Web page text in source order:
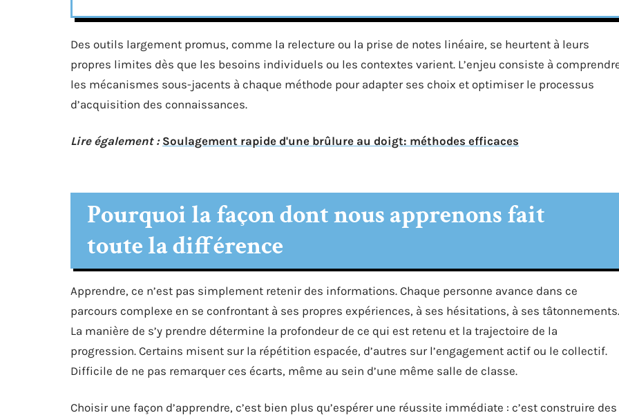
Des outils largement promus, comme la relecture ou la prise de notes linéaire, se heurtent à leurs
propres limites dès que les besoins individuels ou les contextes varient. L’enjeu consiste à
les mécanismes sous-jacents à chaque méthode pour adapter ses choix et optimiser le processus
d’acquisition des connaissances.
Lire également : Soulagement rapide d'une brûlure au doigt: méthodes efficaces
Pourquoi la façon dont nous apprenons fait
toute la différence
Apprendre, ce n’est pas simplement retenir des informations. Chaque personne avance dans ce
parcours complexe en se confrontant à ses propres expériences, à ses hésitations, à ses tâtonnements.
La manière de s’y prendre détermine la profondeur de ce qui est retenu et la trajectoire de la
progression. Certains misent sur la répétition espacée, d’autres sur l’engagement actif ou le collectif.
Difficile de ne pas remarquer ces écarts, même au sein d’une même salle de classe.
Choisir une façon d’apprendre, c’est bien plus qu’espérer une réussite immédiate : c’est construire des